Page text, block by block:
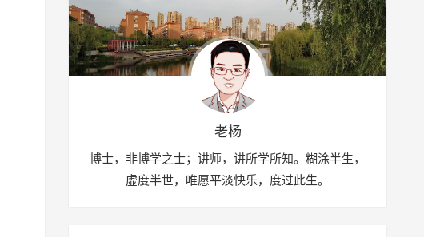
老杨
博士，非博学之士；讲师，讲所学所知。糊涂半生，
虚度半世，唯愿平淡快乐，度过此生。